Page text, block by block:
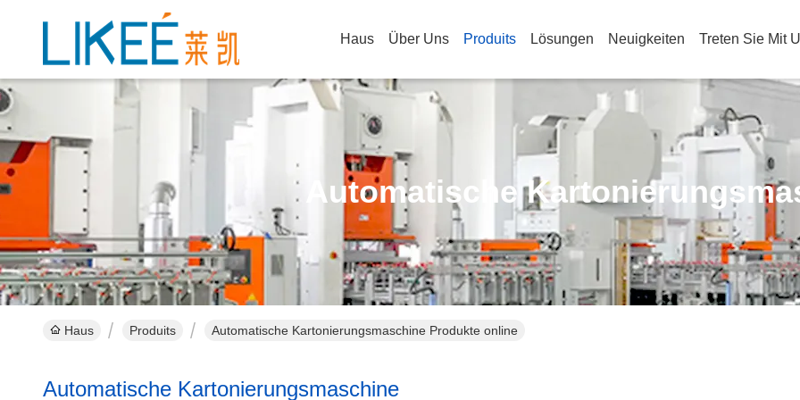
Haus Über Uns Produits Lösungen Neuigkeiten Treten Sie Mit
Automatische
Haus Produits Automatische Kartonierungsmaschine Produkte online
Automatische Kartonierungsmaschine